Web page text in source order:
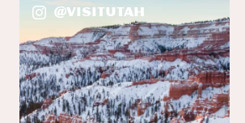
@VisitUtah